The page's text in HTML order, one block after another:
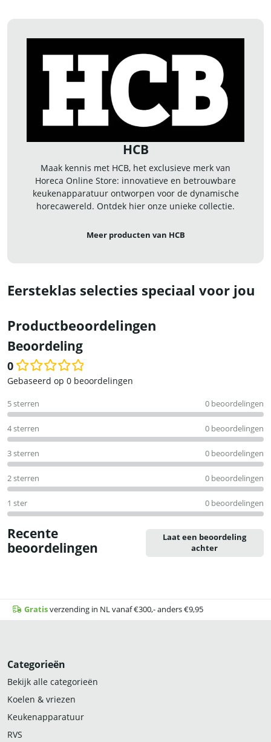
HCB
Maak kennis met HCB, het exclusieve merk van
Horeca Online Store: innovatieve en betrouwbare
keukenapparatuur ontworpen voor de dynamische
horecawereld. Ontdek hier onze unieke collectie.
Meer producten van HCB
Eersteklas selecties speciaal voor jou
Productbeoordelingen
Beoordeling
0
Waardering
uit
5
Gebaseerd op 0 beoordelingen
5 sterren 0 beoordelingen
4 sterren 0 beoordelingen
3 sterren 0 beoordelingen
2 sterren 0 beoordelingen
1 ster 0 beoordelingen
Recente
beoordelingen
Laat een beoordeling
achter
Gratisverzending in NL vanaf €300,- anders €9,95
Categorieën
Bekijk alle categorieën
Koelen & vriezen
Keukenapparatuur
RVS